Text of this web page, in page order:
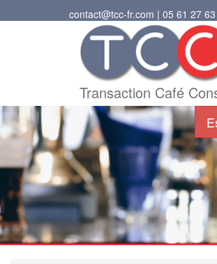
contact@tcc-fr.com | 05 61 27
Transaction Café